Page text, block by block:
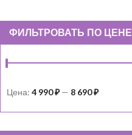
ФИЛЬТРОВАТЬ ПО ЦЕНЕ
Цена: 4 990 ₽— 8 690 ₽